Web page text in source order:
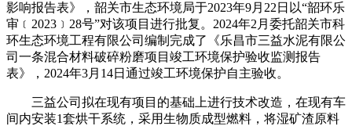
影响报告表》，韶关市生态环境局于2023年9月22日以“韶环乐
审﹝2023﹞28号”对该项目进行批复。2024年2月委托韶关市科
环生态环境工程有限公司编制完成了《乐昌市三益水泥有限公
司一条混合材料破碎粉磨项目竣工环境保护验收监测报告
表》，2024年3月14日通过竣工环境保护自主验收。
三益公司拟在现有项目的基础上进行技术改造，在现有车
间内安装1套烘干系统，采用生物质成型燃料，将湿矿渣原料